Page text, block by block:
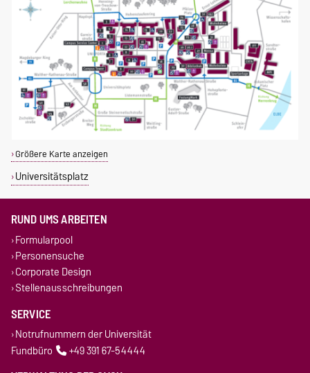
Größere Karte anzeigen
Universitätsplatz
RUND UMS ARBEITEN
Formularpool
Personensuche
Corporate Design
Stellenausschreibungen
SERVICE
Notrufnummern der Universität
Fundbüro
+49 391 67-54444